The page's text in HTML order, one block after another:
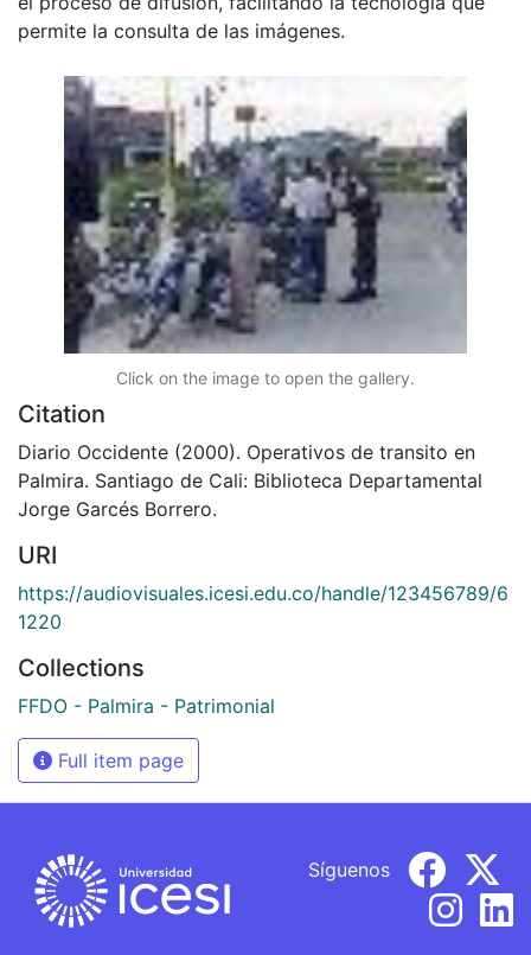
permite la consulta de las imágenes.
Click on the image to open the gallery.
Citation
Diario Occidente (2000). Operativos de transito en
Palmira. Santiago de Cali: Biblioteca Departamental
Jorge Garcés Borrero.
URI
https://audiovisuales.icesi.edu.co/handle/123456789/6
1220
Collections
FFDO - Palmira - Patrimonial
Full item page
Síguenos